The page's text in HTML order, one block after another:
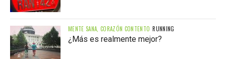
MENTE SANA, CORAZÓN CONTENTO RUNNING
¿Más es realmente mejor?